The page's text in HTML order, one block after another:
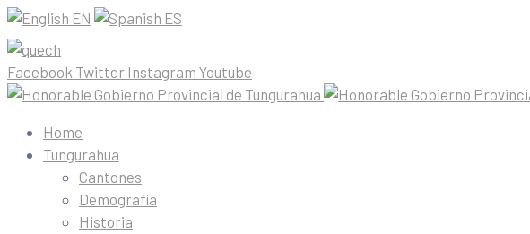
EN ES
Facebook Twitter Instagram Youtube
Home
Tungurahua
Cantones
Demografía
Historia